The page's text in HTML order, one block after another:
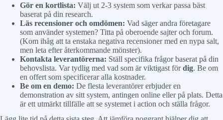
Gör en kortlista: Välj ut 2-3 system som verkar passa bäst
baserat på din research.
Läs recensioner och omdömen: Vad säger andra företagare
som använder systemen? Titta på oberoende sajter och forum.
(Kom ihåg att ta enstaka negativa recensioner med en nypa salt,
men leta efter återkommande mönster).
Kontakta leverantörerna: Ställ specifika frågor baserat på din
behovslista. Var tydlig med vad som är viktigast fördig. Be om
en offert som specificerar alla kostnader.
Be om en demo: De flesta leverantörer erbjuder en
demonstration av sitt system, antingen online eller på plats. Detta
är ett utmärkt tillfälle att se systemet i action och ställa frågor.